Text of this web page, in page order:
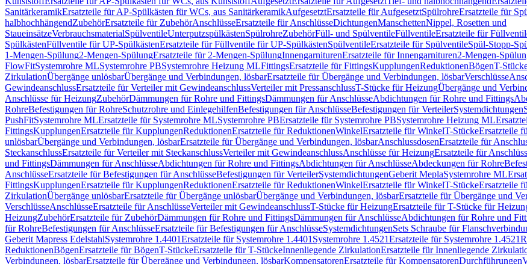
SanitärkeramikErsatzteile für AP-Spülkästen für WCs, aus SanitärkeramikAufgesetztErsatzteile für AufgesetztSpülrohreErsatzteile für
halbhochhängendZubehörErsatzteile für ZubehörAnschlüsseErsatzteile für AnschlüsseDichtungenManschettenNippel, Rosetten und
StaueinsätzeVerbrauchsmaterialSpülventileUnterputzspülkästenSpülrohreZubehörFüll- und SpülventileFüllventileErsatzteile für
SpülkästenFüllventile für UP-SpülkästenErsatzteile für Füllventile für UP-SpülkästenSpülventileErsatzteile für SpülventileSpül-Stopp-
1-Mengen-Spülung2-Mengen-SpülungErsatzteile für 2-Mengen-SpülungInnengarniturenErsatzteile für Innengarnituren2-Mengen-
FlowFitSystemrohre MLSystemrohre PBSystemrohre Heizung MLFittingsErsatzteile für FittingsKupplungenReduktionenBögenT-
ZirkulationÜbergänge unlösbarÜbergänge und Verbindungen, lösbarErsatzteile für Übergänge und Verbindungen, lösbarVerschlüsse
GewindeanschlussErsatzteile für Verteiler mit GewindeanschlussVerteiler mit PressanschlussT-Stücke für HeizungÜbergänge und
Anschlüsse für HeizungZubehörDämmungen für Rohre und FittingsDämmungen für AnschlüsseAbdichtungen für Rohre und Fittings
RohreBefestigungen für RohreSchutzrohre und EinlegehilfenBefestigungen für AnschlüsseBefestigungen für VerteilerSystemdichtungen
PushFitSystemrohre MLErsatzteile für Systemrohre MLSystemrohre PBErsatzteile für Systemrohre PBSystemrohre Heizung ML
FittingsKupplungenErsatzteile für KupplungenReduktionenErsatzteile für ReduktionenWinkelErsatzteile für WinkelT-StückeErsatzteile
unlösbarÜbergänge und Verbindungen, lösbarErsatzteile für Übergänge und Verbindungen, lösbarAnschlussdosenErsatzteile für
SteckanschlussErsatzteile für Verteiler mit SteckanschlussVerteiler mit GewindeanschlussAnschlüsse für HeizungErsatzteile für
und FittingsDämmungen für AnschlüsseAbdichtungen für Rohre und FittingsAbdichtungen für AnschlüsseAbdeckungen für Rohre
AnschlüsseErsatzteile für Befestigungen für AnschlüsseBefestigungen für VerteilerSystemdichtungenGeberit MeplaSystemrohre ML
FittingsKupplungenErsatzteile für KupplungenReduktionenErsatzteile für ReduktionenWinkelErsatzteile für WinkelT-StückeErsatzteile
ZirkulationÜbergänge unlösbarErsatzteile für Übergänge unlösbarÜbergänge und Verbindungen, lösbarErsatzteile für Übergänge und
VerschlüsseAnschlüsseErsatzteile für AnschlüsseVerteiler mit GewindeanschlussT-Stücke für HeizungErsatzteile für T-Stücke für
HeizungZubehörErsatzteile für ZubehörDämmungen für Rohre und FittingsDämmungen für AnschlüsseAbdichtungen für Rohre und
für RohreBefestigungen für AnschlüsseErsatzteile für Befestigungen für AnschlüsseSystemdichtungenSets Schraube für
Geberit Mapress EdelstahlSystemrohre 1.4401Ersatzteile für Systemrohre 1.4401 Systemrohre 1.4521Ersatzteile für Systemrohre 1.4521
ReduktionenBögenErsatzteile für BögenT-StückeErsatzteile für T-StückeInnenliegende ZirkulationErsatzteile für Innenliegende
Verbindungen, lösbarErsatzteile für Übergänge und Verbindungen, lösbarKompensatorenErsatzteile für KompensatorenDurchführungen